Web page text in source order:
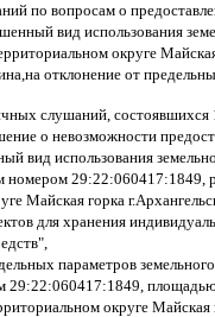
по вопросам о
вид использования
округе
отклонение от
слушаний, состоявшихся
о невозможности
вид использования
номером 29:22:060417:1849,
Майская горка
для хранения
параметров
29:22:060417:1849,
округе Майская